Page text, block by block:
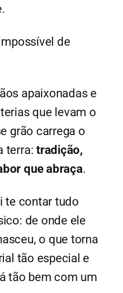
de
apaixonadas e
que levam o
grão carrega o
terra:tradição,
que abraça.
te contar tudo
de onde ele
o que torna
tão especial e
tão bem com um